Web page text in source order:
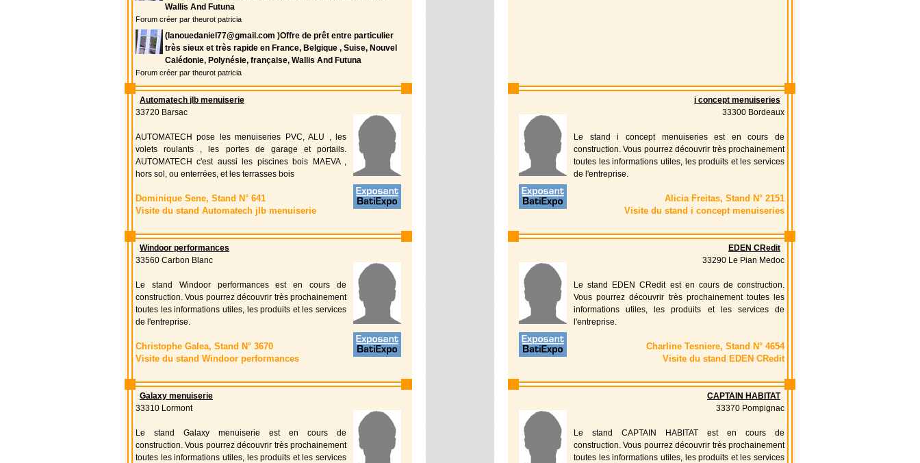
Wallis And Futuna
Forum créer par theurot patricia
(lanouedaniel77@gmail.com )Offre de prêt entre particulier
très sieux et très rapide en France, Belgique , Suise, Nouvel
Calédonie, Polynésie, française, Wallis And Futuna
Forum créer par theurot patricia
Automatech jlb menuiserie
33720 Barsac
AUTOMATECH pose les menuiseries PVC, ALU , les
volets roulants , les portes de garage et portails.
AUTOMATECH c'est aussi les piscines bois MAEVA ,
hors sol, ou enterrées, et les terrasses bois
Dominique Sene, Stand N° 641
Visite du stand Automatech jlb menuiserie
i concept menuiseries
33300 Bordeaux
Le stand i concept menuiseries est en cours de
construction. Vous pourrez découvrir très prochainement
toutes les informations utiles, les produits et les services
de l'entreprise.
Alicia Freitas, Stand N° 2151
Visite du stand i concept menuiseries
Windoor performances
33560 Carbon Blanc
Le stand Windoor performances est en cours de
construction. Vous pourrez découvrir très prochainement
toutes les informations utiles, les produits et les services
de l'entreprise.
Christophe Galea, Stand N° 3670
Visite du stand Windoor performances
EDEN CRedit
33290 Le Pian Medoc
Le stand EDEN CRedit est en cours de construction.
Vous pourrez découvrir très prochainement toutes les
informations utiles, les produits et les services de
l'entreprise.
Charline Tesniere, Stand N° 4654
Visite du stand EDEN CRedit
Galaxy menuiserie
33310 Lormont
Le stand Galaxy menuiserie est en cours de
construction. Vous pourrez découvrir très prochainement
toutes les informations utiles, les produits et les services
CAPTAIN HABITAT
33370 Pompignac
Le stand CAPTAIN HABITAT est en cours de
construction. Vous pourrez découvrir très prochainement
toutes les informations utiles, les produits et les services